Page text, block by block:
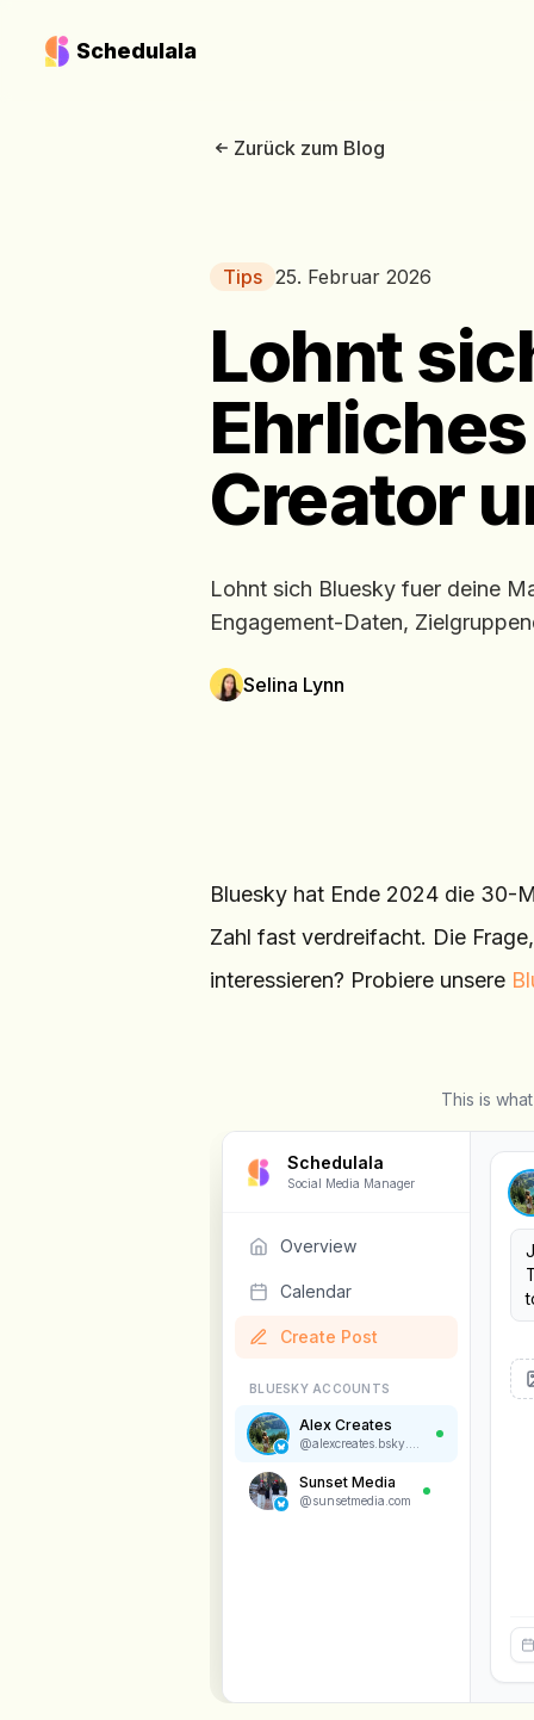
Schedulala
Zurück zum Blog
Tips 25. Februar 2026
Lohnt
Creator
Lohnt sich Bluesky fuer deine
Engagement-Daten,
Selina Lynn
Bluesky hat Ende 2024 die 30-
Zahl fast verdreifacht. Die
interessieren? Probiere unsere
This is
Schedulala
Social Media Manager
Overview
Calendar
Create Post
BLUESKY ACCOUNTS
Alex Creates
@alexcreates.bsky.social
Sunset Media
@sunsetmedia.com